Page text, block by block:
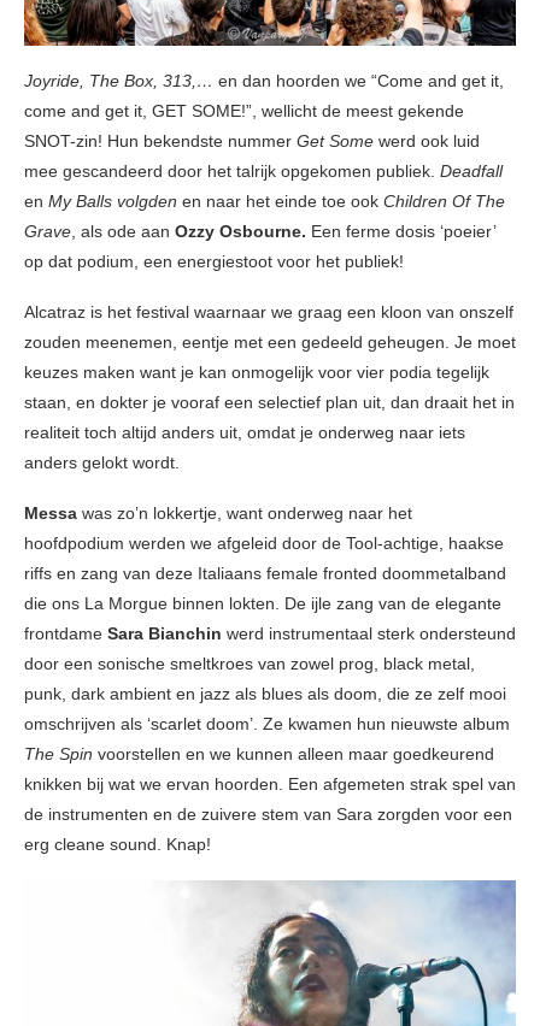
Joyride, The Box, 313,… en dan hoorden we “Come and get it,
come and get it, GET SOME!”, wellicht de meest gekende
SNOT-zin! Hun bekendste nummer Get Some werd ook luid
mee gescandeerd door het talrijk opgekomen publiek. Deadfall
en My Balls volgden en naar het einde toe ook Children Of The
Grave, als ode aan Ozzy Osbourne. Een ferme dosis ‘poeier’
op dat podium, een energiestoot voor het publiek!
Alcatraz is het festival waarnaar we graag een kloon van onszelf
zouden meenemen, eentje met een gedeeld geheugen. Je moet
keuzes maken want je kan onmogelijk voor vier podia tegelijk
staan, en dokter je vooraf een selectief plan uit, dan draait het in
realiteit toch altijd anders uit, omdat je onderweg naar iets
anders gelokt wordt.
Messa was zo’n lokkertje, want onderweg naar het
hoofdpodium werden we afgeleid door de Tool-achtige, haakse
riffs en zang van deze Italiaans female fronted doommetalband
die ons La Morgue binnen lokten. De ijle zang van de elegante
frontdame Sara Bianchin werd instrumentaal sterk ondersteund
door een sonische smeltkroes van zowel prog, black metal,
punk, dark ambient en jazz als blues als doom, die ze zelf mooi
omschrijven als ‘scarlet doom’. Ze kwamen hun nieuwste album
The Spin voorstellen en we kunnen alleen maar goedkeurend
knikken bij wat we ervan hoorden. Een afgemeten strak spel van
de instrumenten en de zuivere stem van Sara zorgden voor een
erg cleane sound. Knap!